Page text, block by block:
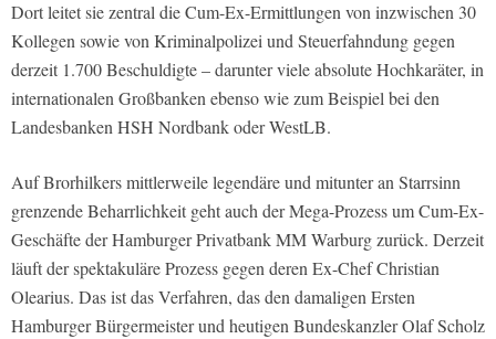
Dort leitet sie zentral die Cum-Ex-Ermittlungen von inzwischen 30
Kollegen sowie von Kriminalpolizei und Steuerfahndung gegen
derzeit 1.700 Beschuldigte – darunter viele absolute Hochkaräter, in
internationalen Großbanken ebenso wie zum Beispiel bei den
Landesbanken HSH Nordbank oder WestLB.
Auf Brorhilkers mittlerweile legendäre und mitunter an Starrsinn
grenzende Beharrlichkeit geht auch der Mega-Prozess um Cum-Ex-
Geschäfte der Hamburger Privatbank MM Warburg zurück. Derzeit
läuft der spektakuläre Prozess gegen deren Ex-Chef Christian
Olearius. Das ist das Verfahren, das den damaligen Ersten
Hamburger Bürgermeister und heutigen Bundeskanzler Olaf Scholz